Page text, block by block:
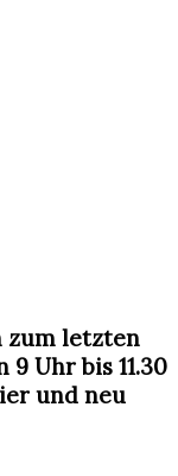
zum letzten
9 Uhr bis 11.30
und neu